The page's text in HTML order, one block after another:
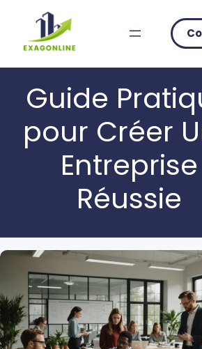
content
Guide
pour Créer
Entreprise
Réussie